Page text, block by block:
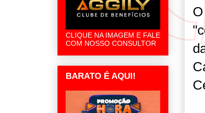
CLIQUE NA IMAGEM E FALE
COM NOSSO CONSULTOR
BARATO É AQUI!